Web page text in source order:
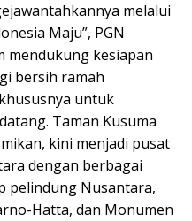
melalui
Maju”, PGN
mendukung kesiapan
bersih ramah
untuk
Taman Kusuma
kini menjadi pusat
dengan berbagai
pelindung Nusantara,
Hatta, dan Monumen